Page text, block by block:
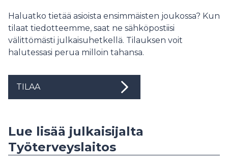
Haluatko tietää asioista ensimmäisten joukossa? Kun
tilaat tiedotteemme, saat ne sähköpostiisi
välittömästi julkaisuhetkellä. Tilauksen voit
halutessasi perua milloin tahansa.
TILAA
Lue lisää julkaisijalta
Työterveyslaitos